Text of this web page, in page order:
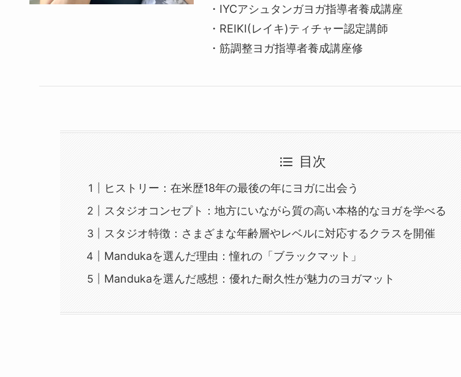
・IYCアシュタンガヨガ指導者養成講座
・REIKI(レイキ)ティチャー認定講師
・筋調整ヨガ指導者養成講座修
目次
ヒストリー：在米歴18年の最後の年にヨガに出会う
スタジオコンセプト：地方にいながら質の高い本格的なヨガを学べる
スタジオ特徴：さまざまな年齢層やレベルに対応するクラスを開催
Mandukaを選んだ理由：憧れの「ブラックマット」
Mandukaを選んだ感想：優れた耐久性が魅力のヨガマット